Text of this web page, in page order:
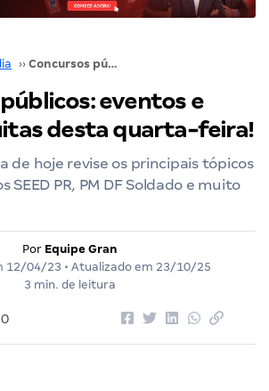
›› Concursos públicos: eventos e aulas gratuitas desta quarta-feira!
eventos e
desta quarta-feira!
de hoje revise os principais tópicos
SEED PR, PM DF Soldado e muito
Por Equipe Gran
12/04/23 • Atualizado em 23/10/25
3 min. de leitura
0